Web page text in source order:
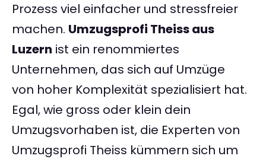
Prozess viel einfacher und stressfreier
machen. Umzugsprofi Theiss aus
Luzern ist ein renommiertes
Unternehmen, das sich auf Umzüge
von hoher Komplexität spezialisiert hat.
Egal, wie gross oder klein dein
Umzugsvorhaben ist, die Experten von
Umzugsprofi Theiss kümmern sich um